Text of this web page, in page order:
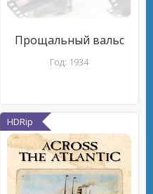
Прощальный вальс
Год: 1934
HDRip